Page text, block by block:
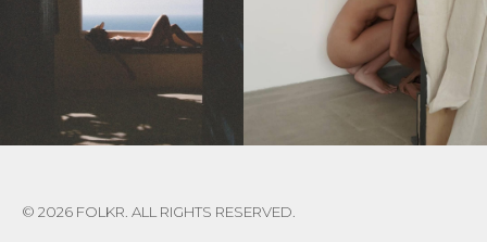
© 2026 FOLKR. ALL RIGHTS RESERVED.